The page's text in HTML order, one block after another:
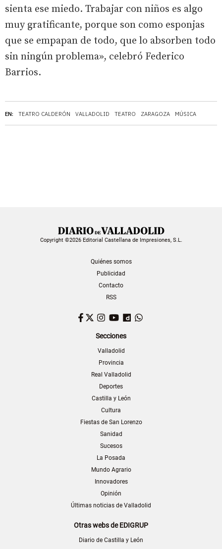
EN: TEATRO CALDERÓN VALLADOLID TEATRO ZARAGOZA MÚSICA
sienta ese miedo. Trabajar con niños es algo
muy gratificante, porque son como esponjas
que se empapan de todo, que lo absorben todo
sin ningún problema», celebró Federico
Barrios.
Copyright ©2026 Editorial Castellana de Impresiones, S.L.
Quiénes somos
Publicidad
Contacto
RSS
Facebook
TwitterInstagram
YouTubeDailymotion
Secciones
Valladolid
Provincia
Real Valladolid
Deportes
Castilla y León
Cultura
Fiestas de San Lorenzo
Sanidad
Sucesos
La Posada
Mundo Agrario
Innovadores
Opinión
Últimas noticias de Valladolid
Otras webs de EDIGRUP
Diario de Castilla y León